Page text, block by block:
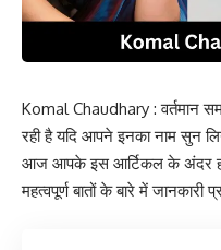
Komal Chaudhary : वर्तमान
रही है यदि आपने इनका नाम सुन
आज आपके इस आर्टिकल के अंदर
महत्वपूर्ण बातों के बारे में जानकारी